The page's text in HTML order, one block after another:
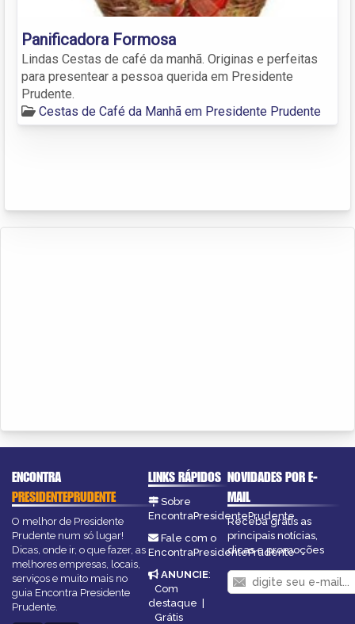
Panificadora Formosa
Lindas Cestas de café da manhã. Originas e perfeitas
para presentear a pessoa querida em Presidente
Prudente.
Cestas de Café da Manhã em Presidente Prudente
ENCONTRA
PRESIDENTEPRUDENTE
O melhor de Presidente
Prudente num só lugar!
Dicas, onde ir, o que fazer, as
melhores empresas, locais,
serviços e muito mais no
guia Encontra Presidente
Prudente.
LINKS RÁPIDOS
Sobre
EncontraPresidentePrudente
Fale com o
EncontraPresidentePrudente
ANUNCIE:
Com
destaque |
Grátis
NOVIDADES POR E-
MAIL
Receba grátis as
principais notícias,
dicas e promoções